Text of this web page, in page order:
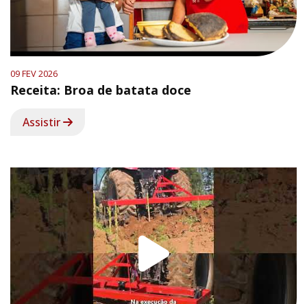
09 FEV 2026
Receita: Broa de batata doce
Assistir